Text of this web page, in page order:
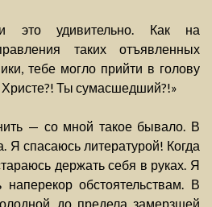
это удивительно. Как на
таких отъявленных
тебе могло прийти в голову
Христе?! Ты сумасшедший?!»
— со мной такое бывало. В
Я спасаюсь литературой! Когда
держать себя в руках. Я
наперекор обстоятельствам. В
до предела замерзшей